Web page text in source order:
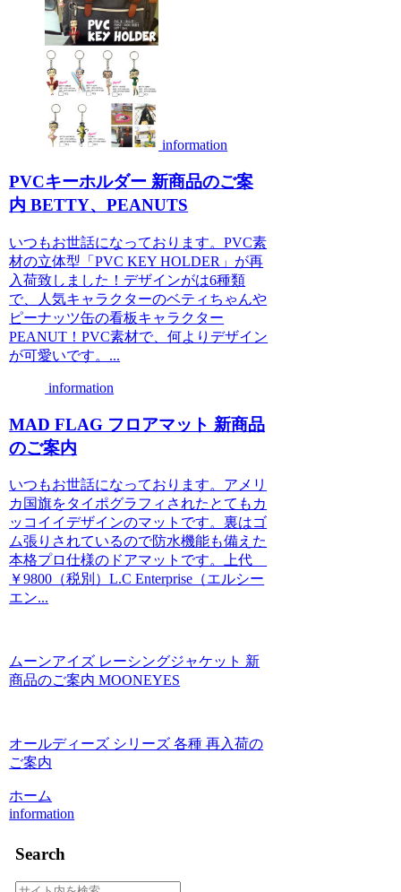
information
PVCキーホルダー 新商品のご案
内 BETTY、PEANUTS
いつもお世話になっております。PVC素
材の立体型「PVC KEY HOLDER」が再
入荷致しました！デザインがは6種類
で、人気キャラクターのベティちゃんや
ピーナッツ缶の看板キャラクター
PEANUT！PVC素材で、何よりデザイン
が可愛いです。...
information
MAD FLAG フロアマット 新商品
のご案内
いつもお世話になっております。アメリ
カ国旗をタイポグラフィされたとてもカ
ッコイイデザインのマットです。裏はゴ
ム張りされているので防水機能も備えた
本格プロ仕様のドアマットです。上代
￥9800（税別）L.C Enterprise（エルシー
エン...
ムーンアイズ レーシングジャケット 新
商品のご案内 MOONEYES
オールディーズ シリーズ 各種 再入荷の
ご案内
ホーム
information
Search